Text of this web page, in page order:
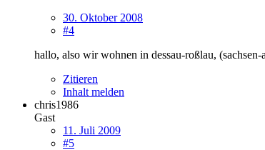
30. Oktober 2008
#4
hallo, also wir wohnen in dessau-roßlau,
Zitieren
Inhalt melden
chris1986
Gast
11. Juli 2009
#5